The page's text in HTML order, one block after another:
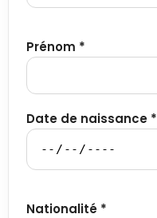
Prénom *
Date de naissance *
Nationalité *